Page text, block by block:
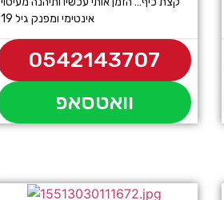
אינטימי ומפנק גיל 19
0542143707
וואטסאפ